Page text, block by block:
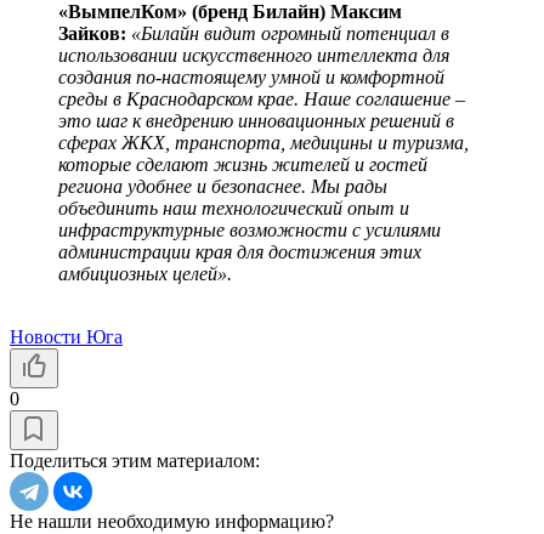
«ВымпелКом» (бренд Билайн) Максим
Зайков: «Билайн видит огромный потенциал в
использовании искусственного интеллекта для
создания по-настоящему умной и комфортной
среды в Краснодарском крае. Наше соглашение –
это шаг к внедрению инновационных решений в
сферах ЖКХ, транспорта, медицины и туризма,
которые сделают жизнь жителей и гостей
региона удобнее и безопаснее. Мы рады
объединить наш технологический опыт и
инфраструктурные возможности с усилиями
администрации края для достижения этих
амбициозных целей».
Новости Юга
0
Поделиться этим материалом:
Не нашли необходимую информацию?